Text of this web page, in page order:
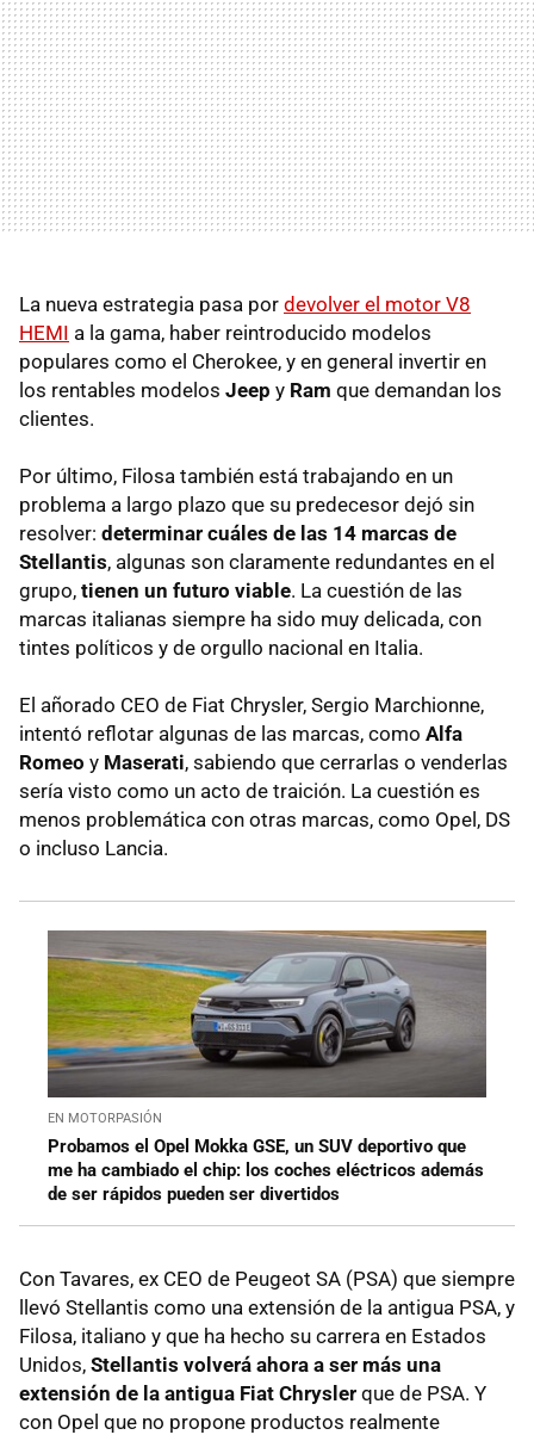
La nueva estrategia pasa por devolver el motor V8
HEMI a la gama, haber reintroducido modelos
populares como el Cherokee, y en general invertir en
los rentables modelos Jeep y Ram que demandan los
clientes.
Por último, Filosa también está trabajando en un
problema a largo plazo que su predecesor dejó sin
resolver: determinar cuáles de las 14 marcas de
Stellantis, algunas son claramente redundantes en el
grupo, tienen un futuro viable. La cuestión de las
marcas italianas siempre ha sido muy delicada, con
tintes políticos y de orgullo nacional en Italia.
El añorado CEO de Fiat Chrysler, Sergio Marchionne,
intentó reflotar algunas de las marcas, como Alfa
Romeo y Maserati, sabiendo que cerrarlas o venderlas
sería visto como un acto de traición. La cuestión es
menos problemática con otras marcas, como Opel, DS
o incluso Lancia.
EN MOTORPASIÓN
Probamos el Opel Mokka GSE, un SUV deportivo que
me ha cambiado el chip: los coches eléctricos además
de ser rápidos pueden ser divertidos
Con Tavares, ex CEO de Peugeot SA (PSA) que siempre
llevó Stellantis como una extensión de la antigua PSA, y
Filosa, italiano y que ha hecho su carrera en Estados
Unidos, Stellantis volverá ahora a ser más una
extensión de la antigua Fiat Chrysler que de PSA. Y
con Opel que no propone productos realmente